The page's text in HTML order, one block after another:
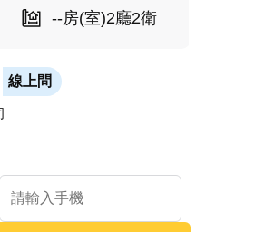
--房(室)2廳2衛
線上問